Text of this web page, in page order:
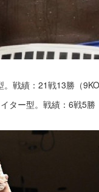
戦績：21戦13勝（
ター型。戦績：6戦5勝